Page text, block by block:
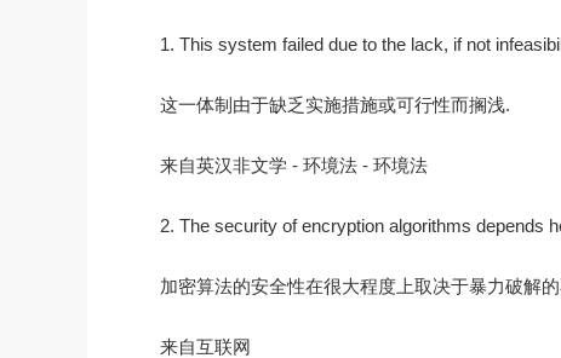
1. This system failed due to the lack, if not
这一体制由于缺乏实施措施或可行性而搁浅.
来自英汉非文学 - 环境法 - 环境法
2. The security of encryption algorithms depends
加密算法的安全性在很大程度上取决于暴力破解
来自互联网